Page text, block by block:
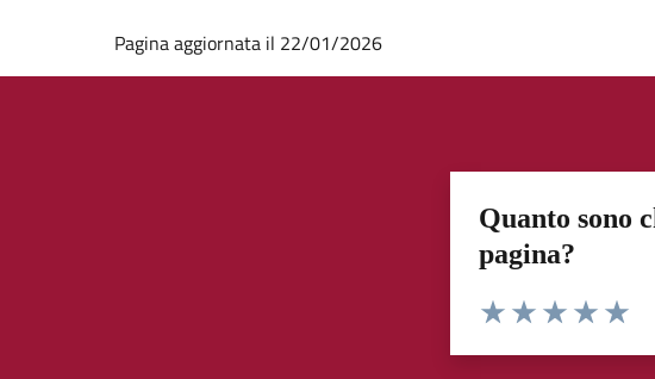
Pagina aggiornata il 22/01/2026
Quanto sono
pagina?